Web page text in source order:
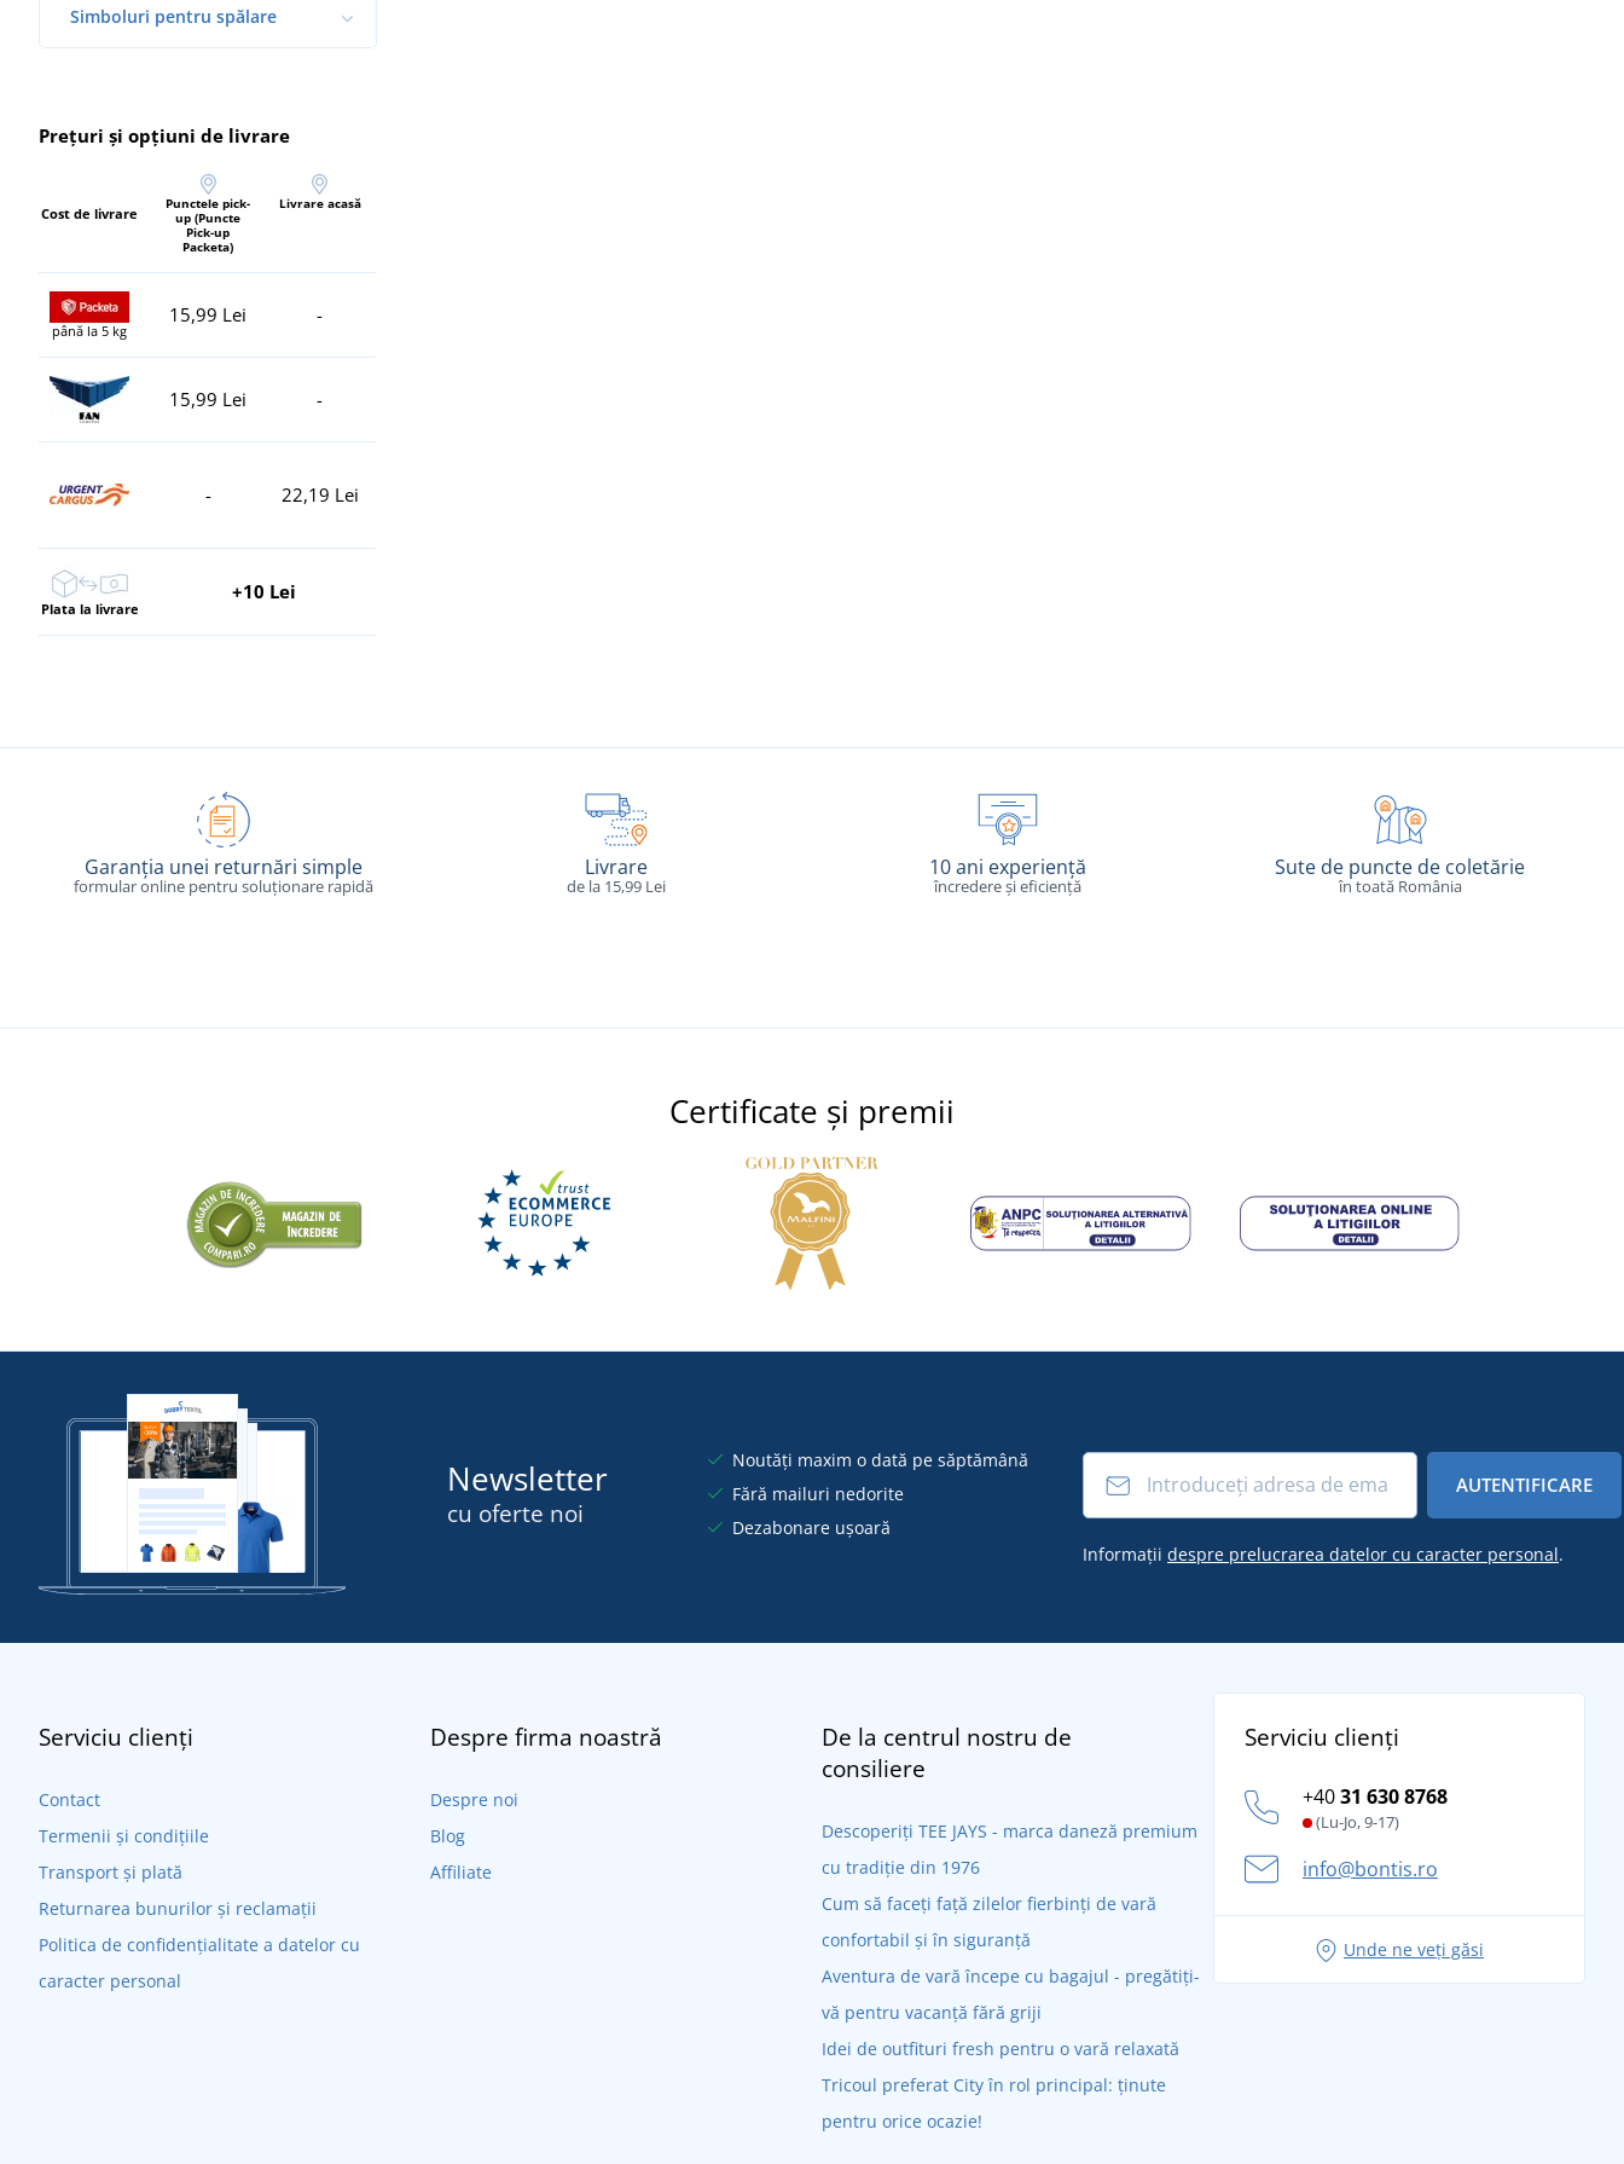
Simboluri pentru spălare
Prețuri și opțiuni de livrare
Cost de livrare
Punctele pick-
up (Puncte
Pick-up
Packeta)
Livrare acasă
până la 5 kg
15,99 Lei -
15,99 Lei -
- 22,19 Lei
Plata la livrare
+10 Lei
Garanția unei returnări simple
formular online pentru soluționare rapidă
Livrare
de la 15,99 Lei
10 ani experiență
încredere și eficiență
Sute de puncte de coletărie
în toată România
Certificate și premii
Newsletter
cu oferte noi
Noutăți maxim o dată pe săptămână
Fără mailuri nedorite
Dezabonare ușoară
AUTENTIFICARE
Informații despre prelucrarea datelor cu caracter personal.
Serviciu clienți
Contact
Termenii și condițiile
Transport și plată
Returnarea bunurilor și reclamații
Politica de confidențialitate a datelor cu
caracter personal
Despre firma noastră
Despre noi
Blog
Affiliate
De la centrul nostru de
consiliere
Descoperiți TEE JAYS - marca daneză premium
cu tradiție din 1976
Cum să faceți față zilelor fierbinți de vară
confortabil și în siguranță
Aventura de vară începe cu bagajul - pregătiți-
vă pentru vacanță fără griji
Idei de outfituri fresh pentru o vară relaxată
Tricoul preferat City în rol principal: ținute
pentru orice ocazie!
Serviciu clienți
+4031 630 8768
(Lu-Jo, 9-17)
info@bontis.ro
Unde ne veți găsi